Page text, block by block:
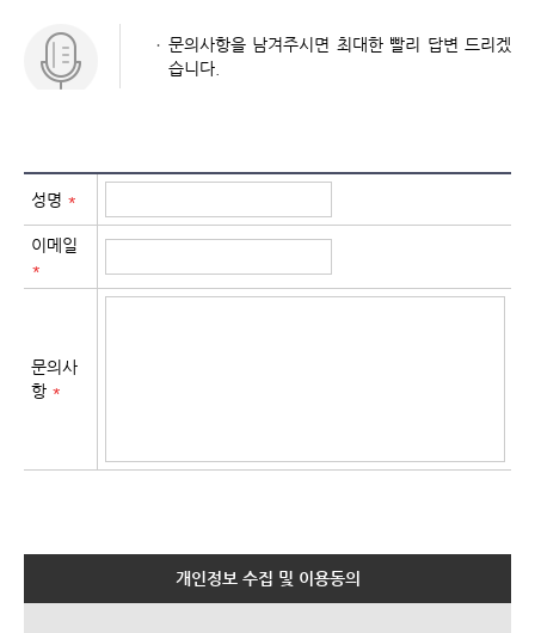
문의사항을 남겨주시면 최대한 빨리 답변 드리겠
습니다.
성명 *
이메일
*
문의사
항 *
개인정보 수집 및 이용동의